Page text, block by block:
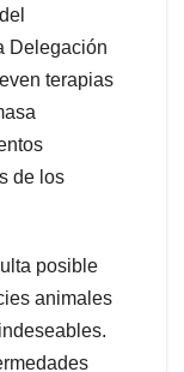
Delegación
terapias
de los
posible
animales